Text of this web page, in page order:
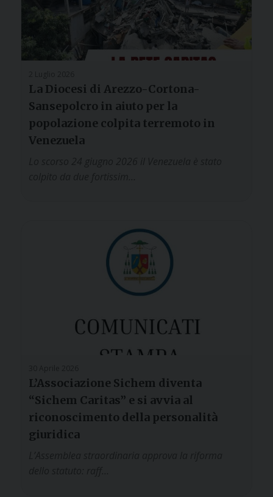
La Diocesi di Arezzo-Cortona-
Sansepolcro in aiuto per la
popolazione colpita terremoto in
Venezuela
L’Associazione Sichem diventa
“Sichem Caritas” e si avvia al
riconoscimento della personalità
giuridica